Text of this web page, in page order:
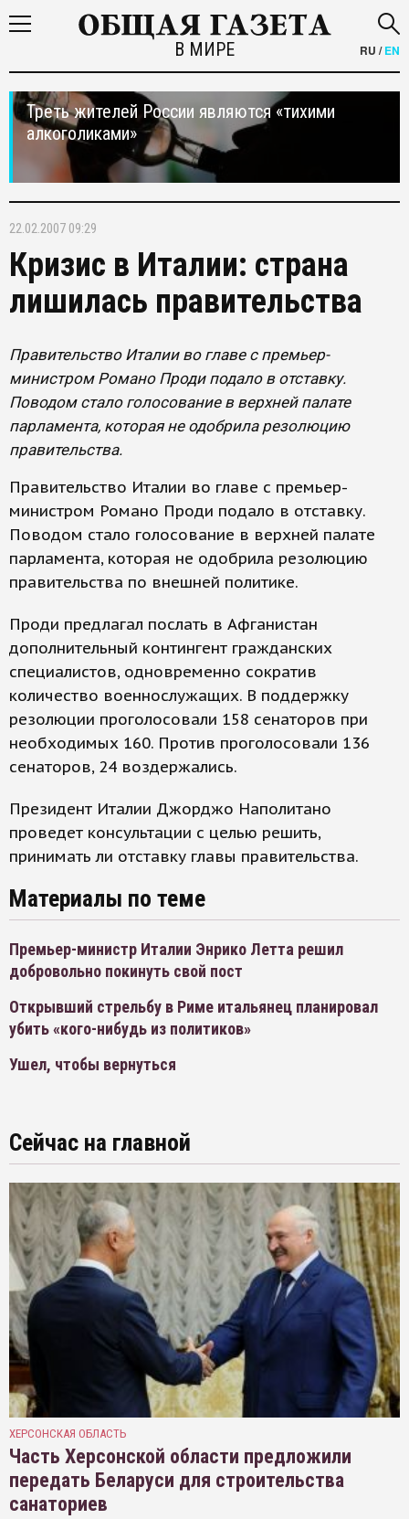
В МИРЕ RU /EN
Треть жителей России являются «тихими
алкоголиками»
22.02.2007 09:29
Кризис в Италии: страна
лишилась правительства
Правительство Италии во главе с премьер-
министром Романо Проди подало в отставку.
Поводом стало голосование в верхней палате
парламента, которая не одобрила резолюцию
правительства.
Правительство Италии во главе с премьер-
министром Романо Проди подало в отставку.
Поводом стало голосование в верхней палате
парламента, которая не одобрила резолюцию
правительства по внешней политике.
Проди предлагал послать в Афганистан
дополнительный контингент гражданских
специалистов, одновременно сократив
количество военнослужащих. В поддержку
резолюции проголосовали 158 сенаторов при
необходимых 160. Против проголосовали 136
сенаторов, 24 воздержались.
Президент Италии Джорджо Наполитано
проведет консультации с целью решить,
принимать ли отставку главы правительства.
Материалы по теме
Премьер-министр Италии Энрико Летта решил
добровольно покинуть свой пост
Открывший стрельбу в Риме итальянец планировал
убить «кого-нибудь из политиков»
Ушел, чтобы вернуться
Сейчас на главной
ХЕРСОНСКАЯ ОБЛАСТЬ
Часть Херсонской области предложили
передать Беларуси для строительства
санаториев